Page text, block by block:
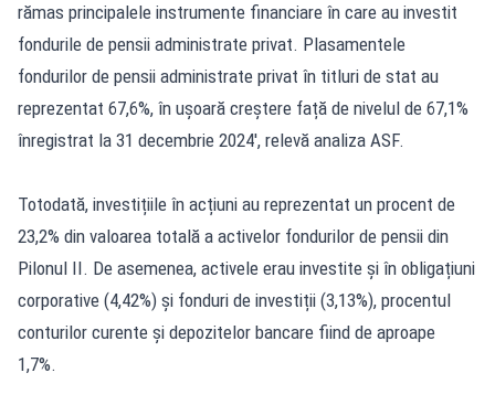
rămas principalele instrumente financiare în care au investit
fondurile de pensii administrate privat. Plasamentele
fondurilor de pensii administrate privat în titluri de stat au
reprezentat 67,6%, în ușoară creștere față de nivelul de 67,1%
înregistrat la 31 decembrie 2024', relevă analiza ASF.
Totodată, investițiile în acțiuni au reprezentat un procent de
23,2% din valoarea totală a activelor fondurilor de pensii din
Pilonul II. De asemenea, activele erau investite și în obligațiuni
corporative (4,42%) și fonduri de investiții (3,13%), procentul
conturilor curente și depozitelor bancare fiind de aproape
1,7%.